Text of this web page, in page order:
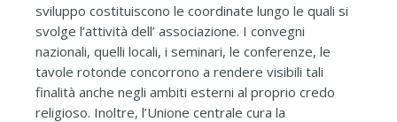
sviluppo costituiscono le coordinate lungo le quali si
svolge l’attività dell’ associazione. I convegni
nazionali, quelli locali, i seminari, le conferenze, le
tavole rotonde concorrono a rendere visibili tali
finalità anche negli ambiti esterni al proprio credo
religioso. Inoltre, l’Unione centrale cura la